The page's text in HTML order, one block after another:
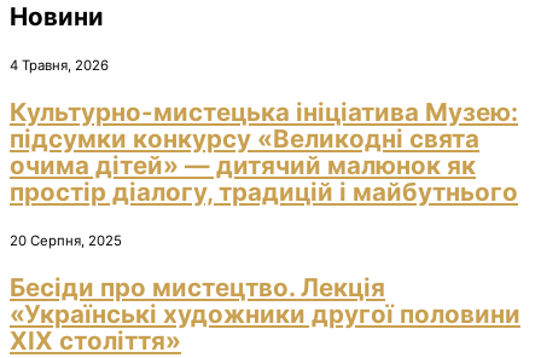
Новини
4 Травня, 2026
Культурно-мистецька ініціатива Музею:
підсумки конкурсу «Великодні свята
очима дітей» — дитячий малюнок як
простір діалогу, традицій і майбутнього
20 Серпня, 2025
Бесіди про мистецтво. Лекція
«Українські художники другої половини
ХІХ століття»